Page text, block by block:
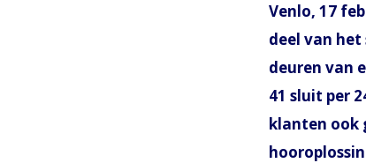
Venlo, 17
deel van
deuren van
41 sluit per
klanten ook